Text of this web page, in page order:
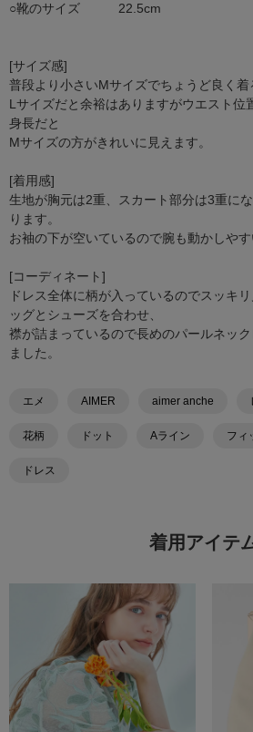
○靴のサイズ 22.5cm
[サイズ感]
普段より小さいMサイズでちょうど良く着
Lサイズだと余裕はありますがウエスト位
身長だと
Mサイズの方がきれいに見えます。
[着用感]
生地が胸元は2重、スカート部分は3重に
ります。
お袖の下が空いているので腕も動かしやす
[コーディネート]
ドレス全体に柄が入っているのでスッキ
ッグとシューズを合わせ、
襟が詰まっているので長めのパールネッ
ました。
エメ AIMER aimer anche
花柄 ドット Aライン フィ
ドレス
着用アイテ